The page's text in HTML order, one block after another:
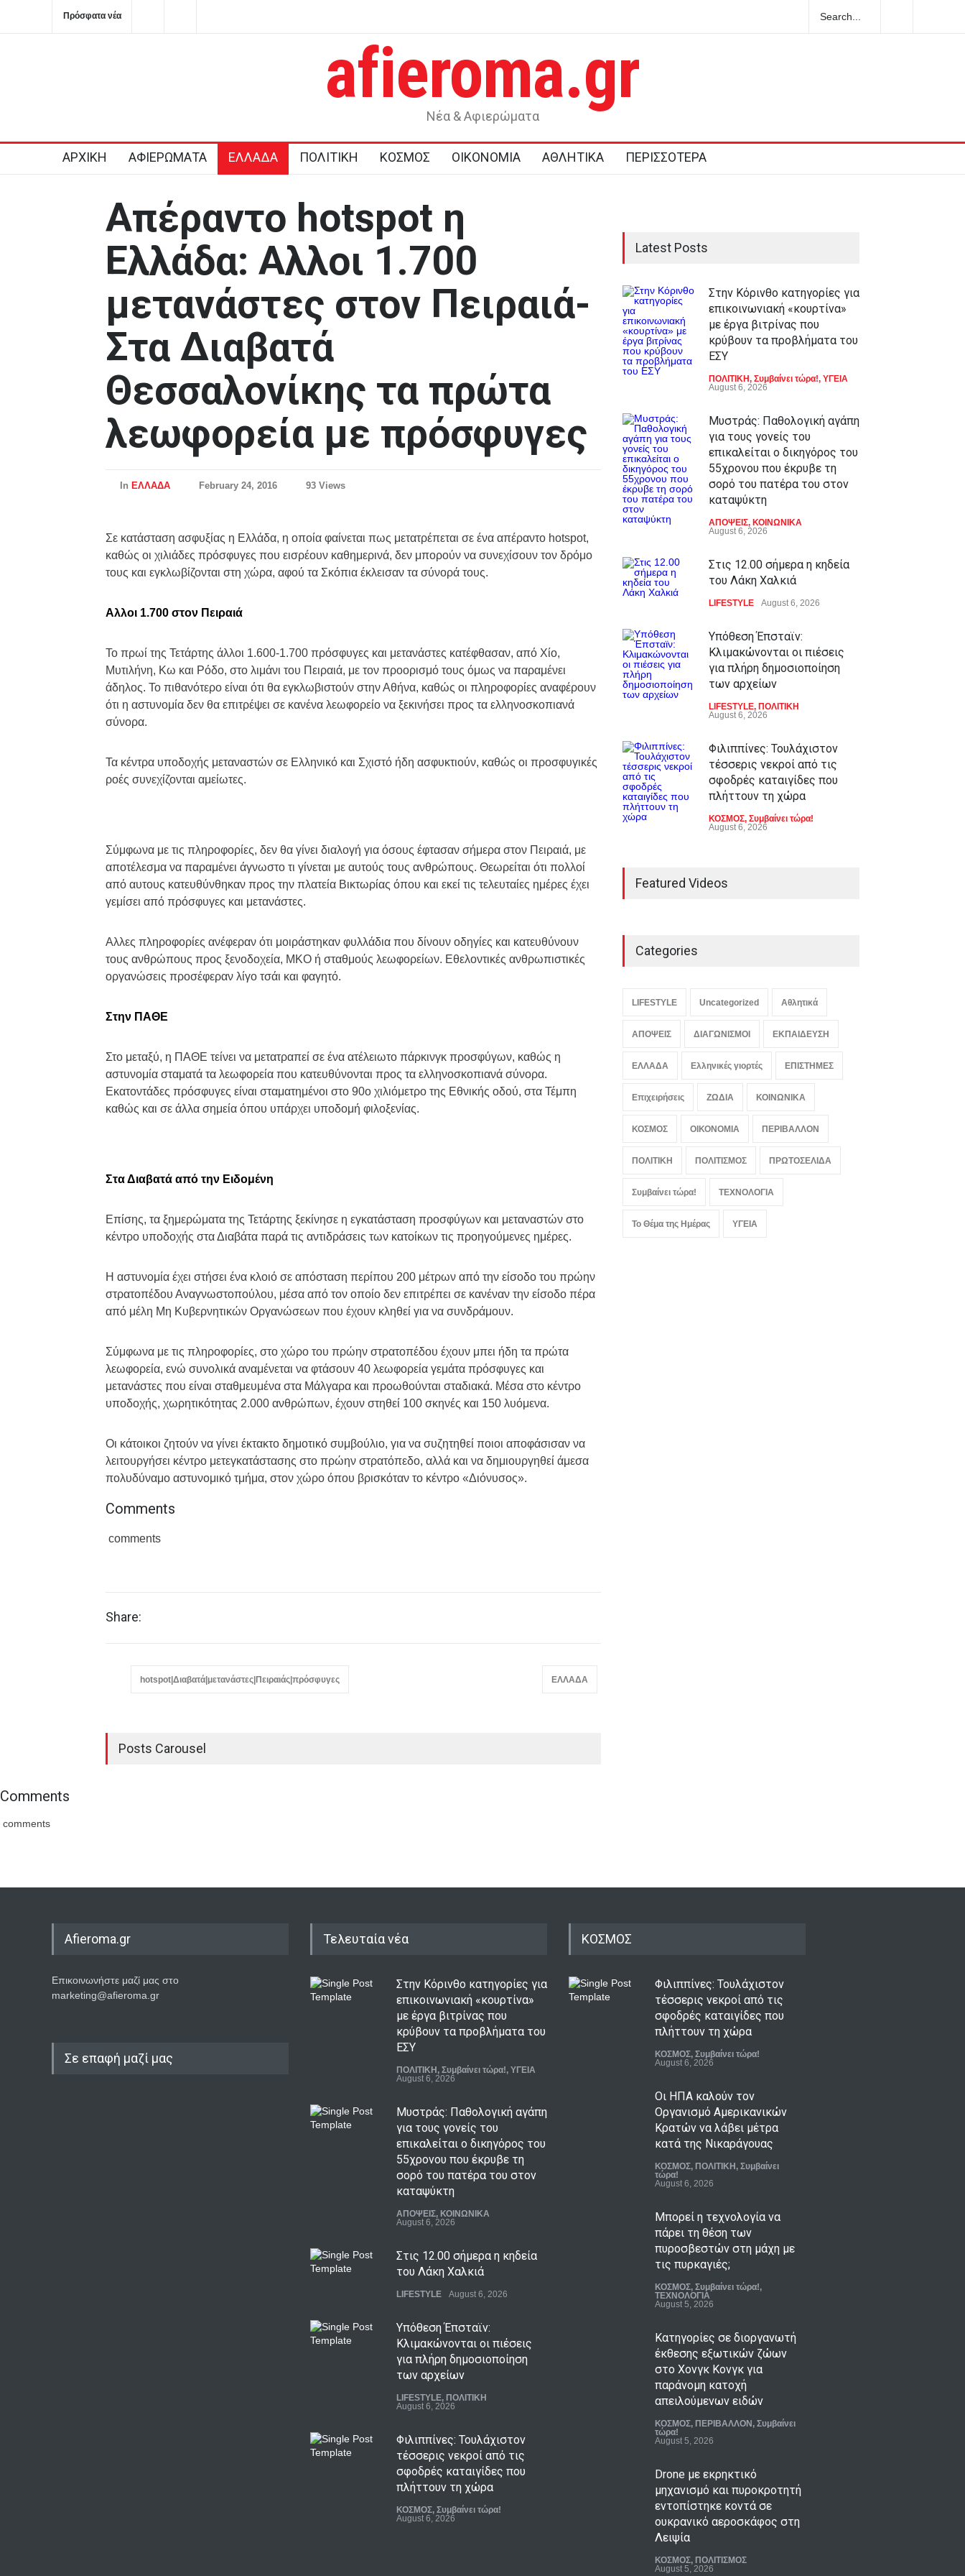
Πρόσφατα νέα
Μυστράς: Παθολογική αγάπη για τους γονείς του επικαλείται ο
δικηγόρος του 55χρονου που έκρυβε τη σορό του πατέρα του
στον καταψύκτη
afieroma.gr
Νέα & Αφιερώματα
ΑΡΧΙΚΗ ΑΦΙΕΡΩΜΑΤΑ ΕΛΛΑΔΑ ΠΟΛΙΤΙΚΗ ΚΟΣΜΟΣ ΟΙΚΟΝΟΜΙΑ ΑΘΛΗΤΙΚΑ ΠΕΡΙΣΣΟΤΕΡΑ
Απέραντο hotspot η
Ελλάδα: Αλλοι 1.700
μετανάστες στον Πειραιά-
Στα Διαβατά
Θεσσαλονίκης τα πρώτα
λεωφορεία με πρόσφυγες
In ΕΛΛΑΔΑ February 24, 2016 93 Views
Σε κατάσταση ασφυξίας η Ελλάδα, η οποία φαίνεται πως μετατρέπεται σε ένα απέραντο hotspot,
καθώς οι χιλιάδες πρόσφυγες που εισρέουν καθημερινά, δεν μπορούν να συνεχίσουν τον δρόμο
τους και εγκλωβίζονται στη χώρα, αφού τα Σκόπια έκλεισαν τα σύνορά τους.
Αλλοι 1.700 στον Πειραιά
Το πρωί της Τετάρτης άλλοι 1.600-1.700 πρόσφυγες και μετανάστες κατέφθασαν, από Χίο,
Μυτιλήνη, Κω και Ρόδο, στο λιμάνι του Πειραιά, με τον προορισμό τους όμως να παραμένει
άδηλος. Το πιθανότερο είναι ότι θα εγκλωβιστούν στην Αθήνα, καθώς οι πληροφορίες αναφέρουν
ότι η αστυνομία δεν θα επιτρέψει σε κανένα λεωφορείο να ξεκινήσει προς τα ελληνοσκοπιανά
σύνορα.
Τα κέντρα υποδοχής μεταναστών σε Ελληνικό και Σχιστό ήδη ασφυκτιούν, καθώς οι προσφυγικές
ροές συνεχίζονται αμείωτες.
Σύμφωνα με τις πληροφορίες, δεν θα γίνει διαλογή για όσους έφτασαν σήμερα στον Πειραιά, με
αποτέλεσμα να παραμένει άγνωστο τι γίνεται με αυτούς τους ανθρώπους. Θεωρείται ότι πολλοί
από αυτους κατευθύνθηκαν προς την πλατεία Βικτωρίας όπου και εκεί τις τελευταίες ημέρες έχει
Αλλες πληροφορίες ανέφεραν ότι μοιράστηκαν φυλλάδια που δίνουν οδηγίες και κατευθύνουν
τους ανθρώπους προς ξενοδοχεία, ΜΚΟ ή σταθμούς λεωφορείων. Εθελοντικές ανθρωπιστικές
Στο μεταξύ, η ΠΑΘΕ τείνει να μετατραπεί σε ένα ατέλειωτο πάρκινγκ προσφύγων, καθώς η
αστυνομία σταματά τα λεωφορεία που κατευθύνονται προς τα ελληνοσκοπιανά σύνορα.
Εκατοντάδες πρόσφυγες είναι σταματημένοι στο 90ο χιλιόμετρο της Εθνικής οδού, στα Τέμπη
Στα Διαβατά από την Ειδομένη
κέντρο υποδοχής στα Διαβάτα παρά τις αντιδράσεις των κατοίκων τις προηγούμενες ημέρες.
Η αστυνομία έχει στήσει ένα κλοιό σε απόσταση περίπου 200 μέτρων από την είσοδο του πρώην
από μέλη Μη Κυβερνητικών Οργανώσεων που έχουν κληθεί για να συνδράμουν.
Σύμφωνα με τις πληροφορίες, στο χώρο του πρώην στρατοπέδου έχουν μπει ήδη τα πρώτα
λεωφορεία, ενώ συνολικά αναμένεται να φτάσουν 40 λεωφορεία γεμάτα πρόσφυγες και
υποδοχής, χωρητικότητας 2.000 ανθρώπων, έχουν στηθεί 100 σκηνές και 150 λυόμενα.
Οι κάτοικοι ζητούν να γίνει έκτακτο δημοτικό συμβούλιο, για να συζητηθεί ποιοι αποφάσισαν να
πολυδύναμο αστυνομικό τμήμα, στον χώρο όπου βρισκόταν το κέντρο «Διόνυσος».
Comments
Latest Posts
Στην Κόρινθο κατηγορίες για
επικοινωνιακή «κουρτίνα»
με έργα βιτρίνας που
κρύβουν τα προβλήματα του
ΕΣΥ
ΠΟΛΙΤΙΚΗ, Συμβαίνει τώρα!, ΥΓΕΙΑ
August 6, 2026
Μυστράς: Παθολογική αγάπη
για τους γονείς του
επικαλείται ο δικηγόρος του
55χρονου που έκρυβε τη
σορό του πατέρα του στον
καταψύκτη
ΑΠΟΨΕΙΣ, ΚΟΙΝΩΝΙΚΑ
August 6, 2026
Στις 12.00 σήμερα η κηδεία
του Λάκη Χαλκιά
LIFESTYLE August 6, 2026
Υπόθεση Έπσταϊν:
Κλιμακώνονται οι πιέσεις
για πλήρη δημοσιοποίηση
των αρχείων
LIFESTYLE, ΠΟΛΙΤΙΚΗ
August 6, 2026
Φιλιππίνες: Τουλάχιστον
τέσσερις νεκροί από τις
σφοδρές καταιγίδες που
πλήττουν τη χώρα
ΚΟΣΜΟΣ, Συμβαίνει τώρα!
August 6, 2026
Featured Videos
Categories
LIFESTYLE Uncategorized Αθλητικά
ΑΠΟΨΕΙΣ ΔΙΑΓΩΝΙΣΜΟΙ ΕΚΠΑΙΔΕΥΣΗ
ΕΛΛΑΔΑ Ελληνικές γιορτές ΕΠΙΣΤΗΜΕΣ
Επιχειρήσεις ΖΩΔΙΑ ΚΟΙΝΩΝΙΚΑ
ΚΟΣΜΟΣ ΟΙΚΟΝΟΜΙΑ ΠΕΡΙΒΑΛΛΟΝ
ΠΟΛΙΤΙΚΗ ΠΟΛΙΤΙΣΜΟΣ ΠΡΩΤΟΣΕΛΙΔΑ
Συμβαίνει τώρα! ΤΕΧΝΟΛΟΓΙΑ
Το Θέμα της Ημέρας ΥΓΕΙΑ
Comments
Afieroma.gr
Στην Κόρινθο κατηγορίες για
επικοινωνιακή «κουρτίνα»
με έργα βιτρίνας που
κρύβουν τα προβλήματα του
ΕΣΥ
ΠΟΛΙΤΙΚΗ , ΥΓΕΙΑ
August 6, 2026
Μυστράς: Παθολογική αγάπη
για τους γονείς του
επικαλείται ο δικηγόρος του
55χρονου που έκρυβε τη
σορό του πατέρα του στον
καταψύκτη
ΚΟΙΝΩΝΙΚΑ
August 6, 2026
Στις 12.00 σήμερα η κηδεία
LIFESTYLE August 6, 2026
Υπόθεση Έπσταϊν:
Κλιμακώνονται οι πιέσεις
για πλήρη δημοσιοποίηση
των αρχείων
LIFESTYLE
ΠΟΛΙΤΙΚΗ
August 6, 2026
Φιλιππίνες: Τουλάχιστον
τέσσερις νεκροί από τις
σφοδρές καταιγίδες που
πλήττουν τη χώρα
Φιλιππίνες: Τουλάχιστον
τέσσερις νεκροί από τις
σφοδρές καταιγίδες που
πλήττουν τη χώρα
Συμβαίνει τώρα!
August 6, 2026
Οι ΗΠΑ καλούν τον
Οργανισμό Αμερικανικών
Κρατών να λάβει μέτρα
κατά της Νικαράγουας
August 6, 2026
Μπορεί η τεχνολογία να
πάρει τη θέση των
πυροσβεστών στη μάχη με
τις πυρκαγιές;
ΤΕΧΝΟΛΟΓΙΑ
August 5, 2026
Κατηγορίες σε διοργανωτή
έκθεσης εξωτικών ζώων
στο Χονγκ Κονγκ για
παράνομη κατοχή
απειλούμενων ειδών
August 5, 2026
Drone με εκρηκτικό
μηχανισμό και πυροκροτητή
εντοπίστηκε κοντά σε
ουκρανικό αεροσκάφος στη
Λειψία